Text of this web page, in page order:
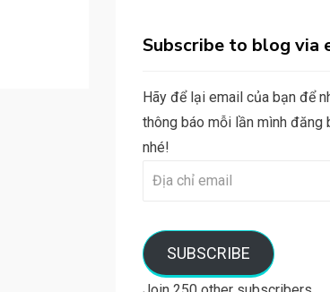
Subscribe to blog via
Hãy để lại email của bạn để
thông báo mỗi lần mình đăng
nhé!
Địa
SUBSCRIBE